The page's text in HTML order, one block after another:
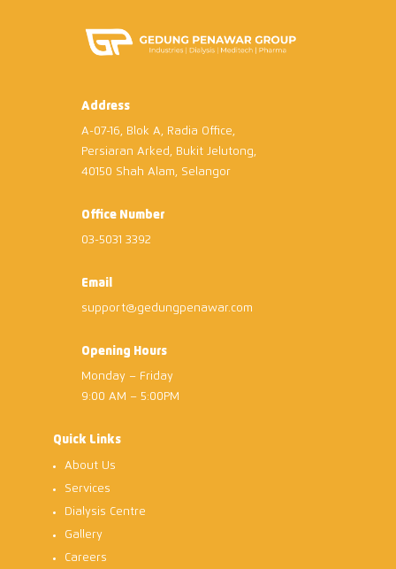
Address
A-07-16, Blok A, Radia Office,
Persiaran Arked, Bukit Jelutong,
40150 Shah Alam, Selangor
Office Number
03-5031 3392
Email
support@gedungpenawar.com
Opening Hours
Monday – Friday
9:00 AM – 5:00PM
Quick Links
About Us
Services
Dialysis Centre
Gallery
Careers